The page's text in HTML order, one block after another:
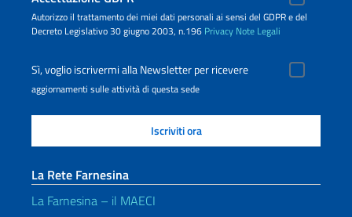
Autorizzo il trattamento dei miei dati personali ai sensi del GDPR e del
Decreto Legislativo 30 giugno 2003, n.196 Privacy Note Legali
Sì, voglio iscrivermi alla Newsletter per ricevere
aggiornamenti sulle attività di questa sede
La Rete Farnesina
La Farnesina – il MAECI